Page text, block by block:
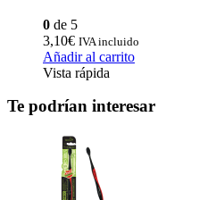
0 de 5
3,10€ IVA incluido
Añadir al carrito
Vista rápida
Te podrían interesar